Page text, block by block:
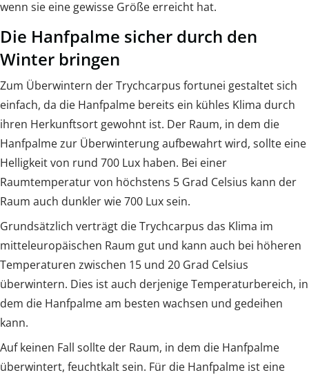
wenn sie eine gewisse Größe erreicht hat.
Die Hanfpalme sicher durch den
Winter bringen
Zum Überwintern der Trychcarpus fortunei gestaltet sich
einfach, da die Hanfpalme bereits ein kühles Klima durch
ihren Herkunftsort gewohnt ist. Der Raum, in dem die
Hanfpalme zur Überwinterung aufbewahrt wird, sollte eine
Helligkeit von rund 700 Lux haben. Bei einer
Raumtemperatur von höchstens 5 Grad Celsius kann der
Raum auch dunkler wie 700 Lux sein.
Grundsätzlich verträgt die Trychcarpus das Klima im
mitteleuropäischen Raum gut und kann auch bei höheren
Temperaturen zwischen 15 und 20 Grad Celsius
überwintern. Dies ist auch derjenige Temperaturbereich, in
dem die Hanfpalme am besten wachsen und gedeihen
kann.
Auf keinen Fall sollte der Raum, in dem die Hanfpalme
überwintert, feuchtkalt sein. Für die Hanfpalme ist eine